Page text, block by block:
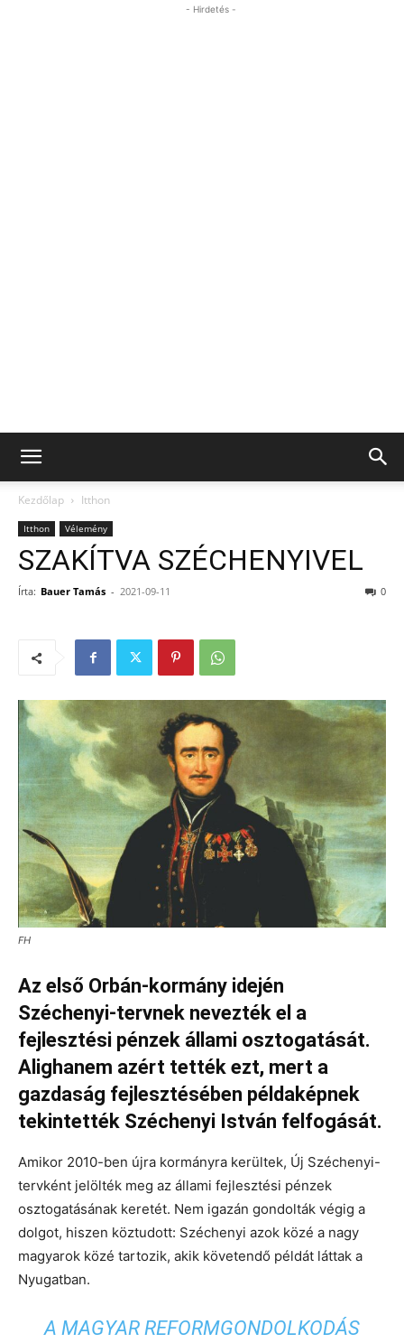
- Hirdetés -
Kezdőlap Itthon
Itthon Vélemény
SZAKÍTVA SZÉCHENYIVEL
Írta: Bauer Tamás - 2021-09-11 0
FH
Az első Orbán-kormány idején
Széchenyi-tervnek nevezték el a
fejlesztési pénzek állami osztogatását.
Alighanem azért tették ezt, mert a
gazdaság fejlesztésében példaképnek
tekintették Széchenyi István felfogását.
Amikor 2010-ben újra kormányra kerültek, Új Széchenyi-
tervként jelölték meg az állami fejlesztési pénzek
osztogatásának keretét. Nem igazán gondolták végig a
dolgot, hiszen köztudott: Széchenyi azok közé a nagy
magyarok közé tartozik, akik követendő példát láttak a
Nyugatban.
A MAGYAR REFORMGONDOLKODÁS